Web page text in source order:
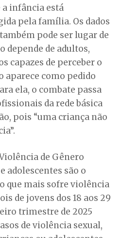
a infância está
pela família. Os dados
pode ser lugar de
depende de adultos,
capazes de perceber o
aparece como pedido
ela, o combate passa
da rede básica
pois “uma criança não
de Gênero
adolescentes são o
que mais sofre violência
de jovens dos 18 aos 29
trimestre de 2025
de violência sexual,